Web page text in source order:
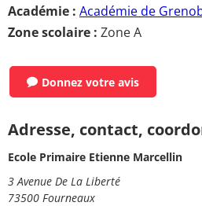
Académie : Académie de
Zone scolaire : Zone A
Donnez votre avis
Adresse, contact,
Ecole Primaire Etienne Marcellin
3 Avenue De La Liberté
73500 Fourneaux